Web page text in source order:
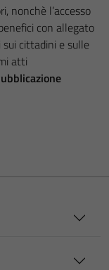
nonchè l’accesso
con allegato
cittadini e sulle
atti